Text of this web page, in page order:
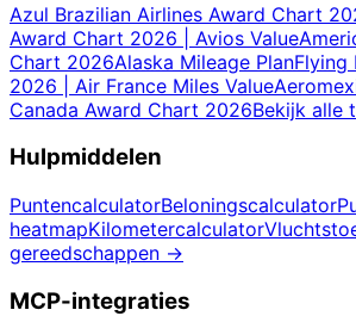
Azul Brazilian Airlines Award Chart
Award Chart 2026 | Avios Value
Chart 2026Alaska Mileage PlanFlying
2026 | Air France Miles Value
Canada Award Chart 2026Bekijk alle
Hulpmiddelen
PuntencalculatorBeloningscalculator
heatmapKilometercalculator
gereedschappen →
MCP-integraties